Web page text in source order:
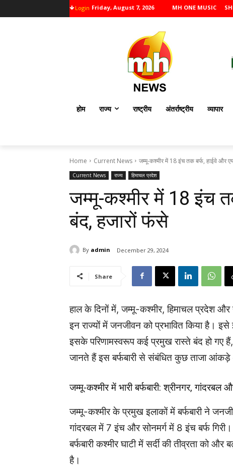
Login Friday, August 7, 2026 MH ONE MUSIC
होम राज्य राष्ट्रीय अंतर्राष्ट्रीय व्यापार
Home Current News जम्मू-कश्मीर में 18 इंच तक बर्फ, हाईवे और
Current News राज्य हिमाचल प्रदेश
जम्मू-कश्मीर में 18 इंच
बंद, हजारों फंसे
By admin December 29, 2024
Share
हाल के दिनों में, जम्मू-कश्मीर, हिमाचल प्रदेश और
इन राज्यों में जनजीवन को प्रभावित किया है।
इसके परिणामस्वरूप कई प्रमुख रास्ते बंद हो गए
जानते हैं इसबर्फबारीसे संबंधित कुछ ताजा आंकड़े
जम्मू-कश्मीर में भारी बर्फबारी: श्रीनगर,
जम्मू-कश्मीर के प्रमुख इलाकों में बर्फबारी ने
गांदरबल में 7 इंच और सोनमर्ग में 8 इंच बर्फ
बर्फबारी कश्मीर घाटी में सर्दी की तीव्रता को
है।